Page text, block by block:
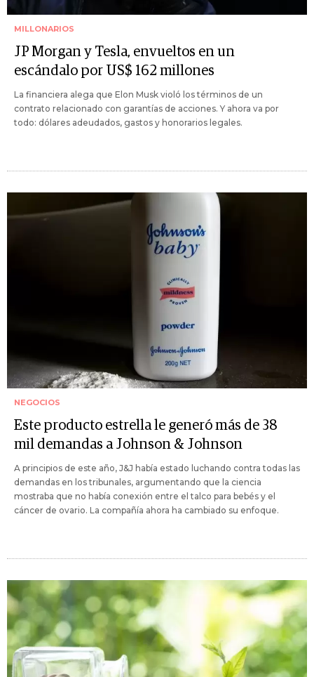
MILLONARIOS
JP Morgan y Tesla, envueltos en un
escándalo por US$ 162 millones
La financiera alega que Elon Musk violó los términos de un
contrato relacionado con garantías de acciones. Y ahora va por
todo: dólares adeudados, gastos y honorarios legales.
NEGOCIOS
Este producto estrella le generó más de 38
mil demandas a Johnson & Johnson
A principios de este año, J&J había estado luchando contra todas las
demandas en los tribunales, argumentando que la ciencia
mostraba que no había conexión entre el talco para bebés y el
cáncer de ovario. La compañía ahora ha cambiado su enfoque.